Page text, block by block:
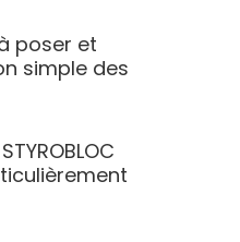
poser et
simple des